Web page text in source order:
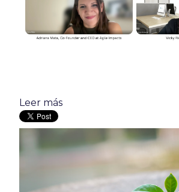
Leer más